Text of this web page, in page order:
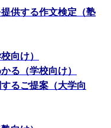
供する作文検定（塾
向け）
る（学校向け）
るご提案（大学向